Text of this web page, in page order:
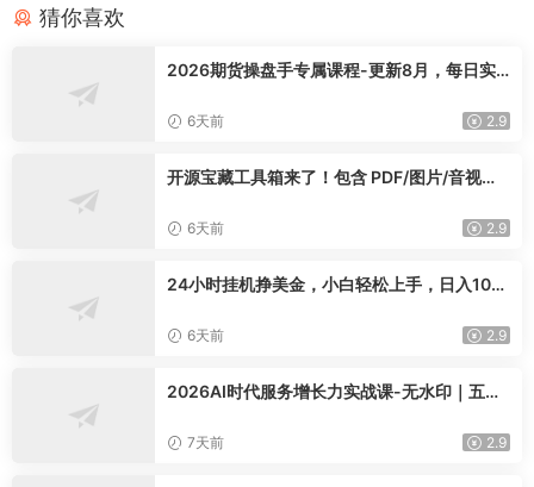
猜你喜欢
2026期货操盘手专属课程-更新8月，每日实
6天前 2.9
开源宝藏工具箱来了！包含 PDF/图片/音视频/
knit-desktop
6天前 2.9
24小时挂机挣美金，小白轻松上手，日入100
6天前 2.9
2026AI时代服务增长力实战课-无水印｜五力
卷实现长效业绩增长
7天前 2.9